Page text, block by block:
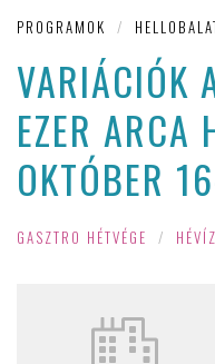
PROGRAMOK /
VARIÁCIÓK
EZER ARCA
OKTÓBER
GASZTRO HÉTVÉGE / HÉVÍZ